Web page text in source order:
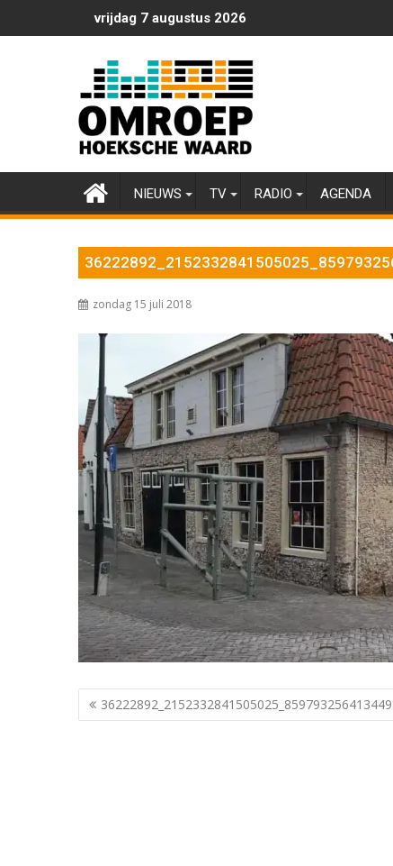
naar
vrijdag 7 augustus 2026
NIEUWS TV RADIO AGENDA
zondag 15 juli 2018
Berichtnavigatie